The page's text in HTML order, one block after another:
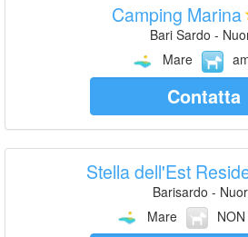
Camping Marina
Bari Sardo -
Mare
Contatta
Stella dell'Est
Barisardo -
Mare